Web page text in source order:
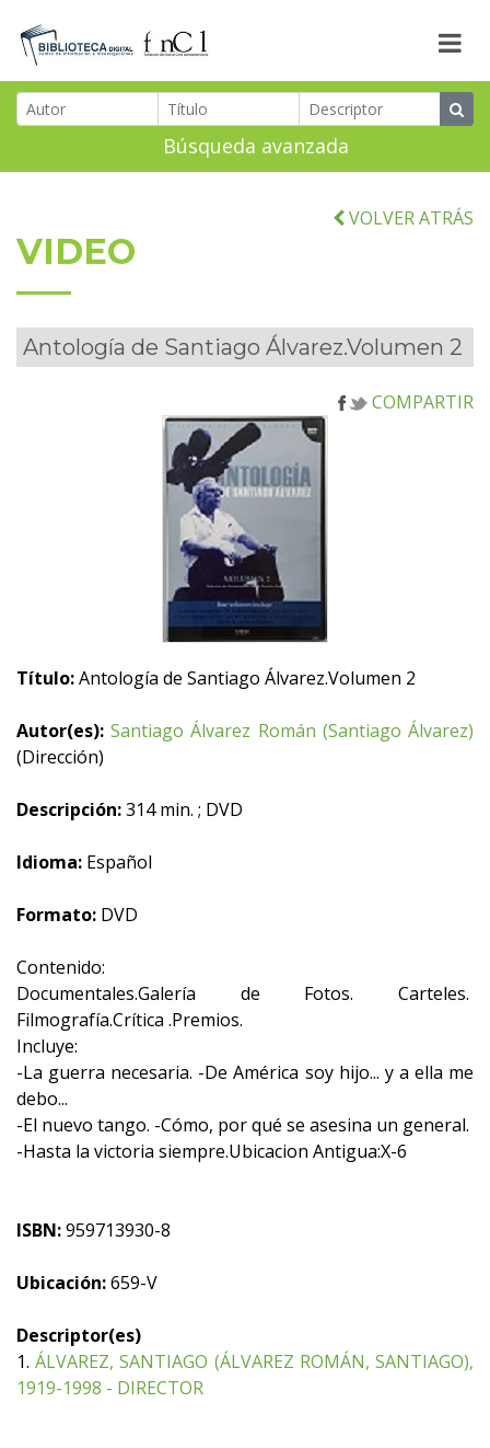
Búsqueda avanzada
VOLVER ATRÁS
VIDEO
Antología de Santiago Álvarez.Volumen 2
COMPARTIR
Título:Antología de Santiago Álvarez.Volumen 2
Autor(es): Santiago Álvarez Román (Santiago Álvarez)
(Dirección)
Descripción:314 min. ; DVD
Idioma: Español
Formato: DVD
Contenido:
Documentales.Galería de Fotos. Carteles.
Filmografía.Crítica .Premios.
Incluye:
-La guerra necesaria. -De América soy hijo... y a ella me
debo...
-El nuevo tango. -Cómo, por qué se asesina un general.
-Hasta la victoria siempre.Ubicacion Antigua:X-6
ISBN:959713930-8
Ubicación:659-V
Descriptor(es)
1.ÁLVAREZ, SANTIAGO (ÁLVAREZ ROMÁN, SANTIAGO),
1919-1998 - DIRECTOR